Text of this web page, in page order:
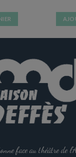
face au théâtre de